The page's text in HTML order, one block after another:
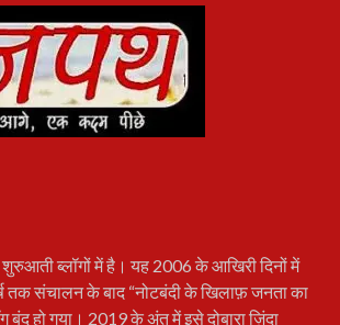
ब्लॉगों में है। यह 2006 के आखिरी दिनों में
संचालन के बाद “नोटबंदी के खिलाफ़ जनता का
बंद हो गया। 2019 के अंत में इसे दोबारा ज़िंदा